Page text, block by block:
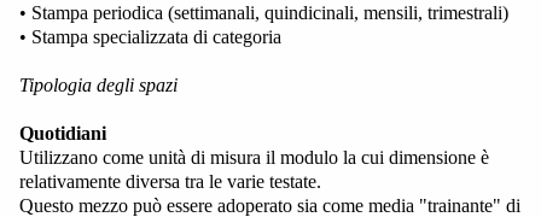
• Stampa periodica (settimanali, quindicinali, mensili, trimestrali)
• Stampa specializzata di categoria
Tipologia degli spazi
Quotidiani
Utilizzano come unità di misura il modulo la cui dimensione è
relativamente diversa tra le varie testate.
Questo mezzo può essere adoperato sia come media "trainante" di